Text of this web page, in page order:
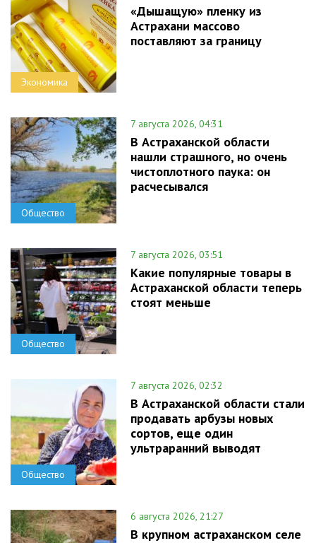
Экономика
«Дышащую» пленку из
Астрахани массово
поставляют за границу
Общество
7 августа 2026, 04:31
В Астраханской области
нашли страшного, но очень
чистоплотного паука: он
расчесывался
Общество
7 августа 2026, 03:51
Какие популярные товары в
Астраханской области теперь
стоят меньше
Общество
7 августа 2026, 02:32
В Астраханской области стали
продавать арбузы новых
сортов, еще один
ультраранний выводят
6 августа 2026, 21:27
В крупном астраханском селе